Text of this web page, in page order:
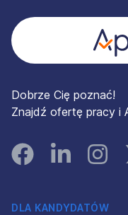
Dobrze Cię poznać!
Znajdź ofertę pracy i
FacebookLinked In
DLA KANDYDATÓW